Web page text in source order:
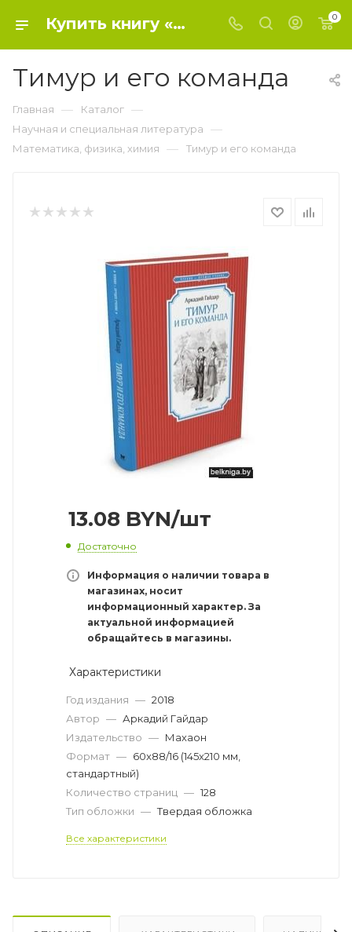
Купить книгу «Тимур и его команда» 2018, Аркадий Гайдар - Математика, физика, химия 0
Тимур и его команда
Главная — Каталог —
Научная и специальная литература —
Математика, физика, химия — Тимур и его команда
13.08 BYN/шт
Достаточно
Информация о наличии товара в
магазинах, носит
информационный характер. За
актуальной информацией
обращайтесь в магазины.
Характеристики
Год издания — 2018
Автор — Аркадий Гайдар
Издательство — Махаон
Формат — 60x88/16 (145x210 мм,
стандартный)
Количество страниц — 128
Тип обложки — Твердая обложка
Все характеристики